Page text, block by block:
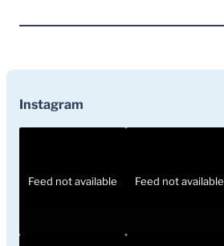
Instagram
Feed not available Feed not available